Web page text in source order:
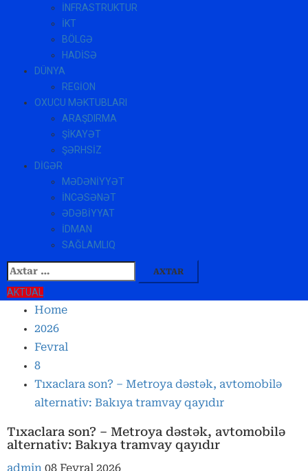
İNFRASTRUKTUR
İKT
BÖLGƏ
HADİSƏ
DÜNYA
REGİON
OXUCU MƏKTUBLARI
ARAŞDIRMA
ŞİKAYƏT
ŞƏRHSİZ
DİGƏR
MƏDƏNİYYƏT
İNCƏSƏNƏT
ƏDƏBİYYAT
İDMAN
SAĞLAMLIQ
Axtarış:
AKTUAL
Home
2026
Fevral
8
Tıxaclara son? – Metroya dəstək, avtomobilə
alternativ: Bakıya tramvay qayıdır
Tıxaclara son? – Metroya dəstək, avtomobilə
alternativ: Bakıya tramvay qayıdır
admin 08 Fevral 2026